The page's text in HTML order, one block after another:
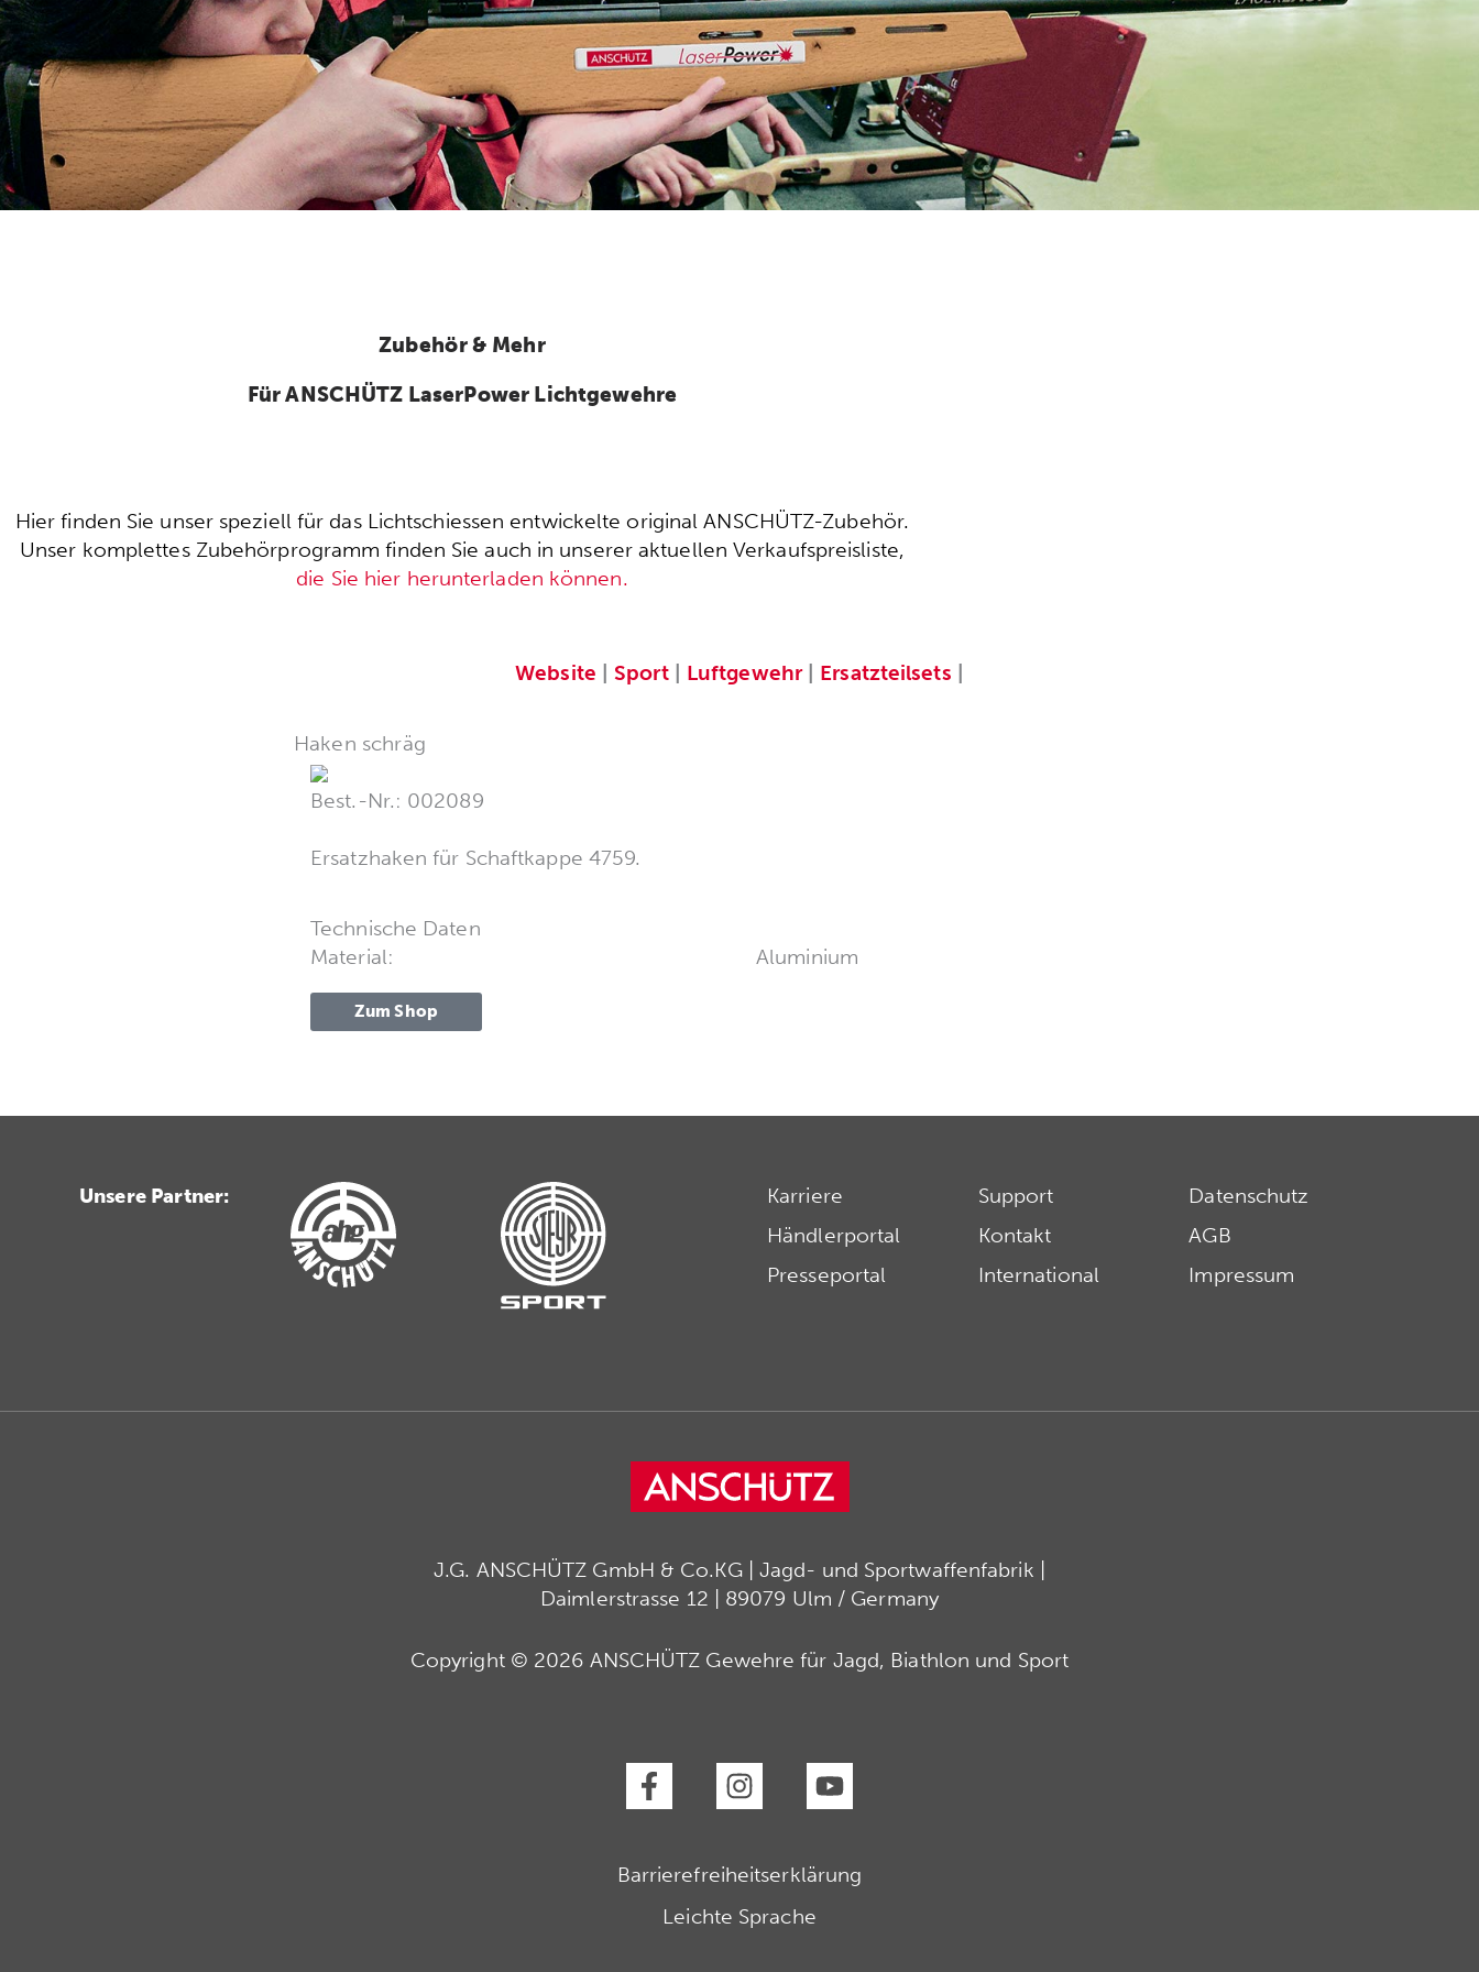
Zubehör & Mehr
Für ANSCHÜTZ LaserPower Lichtgewehre
Hier finden Sie unser speziell für das Lichtschiessen entwickelte original ANSCHÜTZ-Zubehör.
Unser komplettes Zubehörprogramm finden Sie auch in unserer aktuellen Verkaufspreisliste,
die Sie hier herunterladen können.
Website |Sport| Luftgewehr| Ersatzteilsets
Haken schräg
Best.-Nr.: 002089
Ersatzhaken für Schaftkappe 4759.
Technische Daten
Material:
Aluminium
Zum Shop
Unsere Partner:
Karriere
Händlerportal
Presseportal
Support
Kontakt
International
Datenschutz
AGB
Impressum
J.G. ANSCHÜTZ GmbH & Co.KG | Jagd- und Sportwaffenfabrik |
Daimlerstrasse 12 | 89079 Ulm / Germany
Copyright © 2026 ANSCHÜTZ Gewehre für Jagd, Biathlon und Sport
Barrierefreiheitserklärung
Leichte Sprache